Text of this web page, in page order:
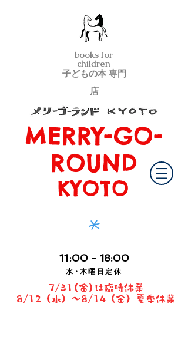
子どもの本 専門
店
books for
children
メリーゴーランド京都
MERRY-GO-
ROUND
KYOTO
*
11 :00 - 18:00
水・ 木曜日定休
7/31(金)は臨時休業
8/12（水）〜8/14（金）夏季休業